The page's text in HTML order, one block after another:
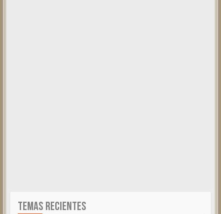
TEMAS RECIENTES